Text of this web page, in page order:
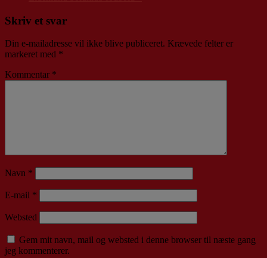
Skriv et svar
Din e-mailadresse vil ikke blive publiceret. Krævede felter er
markeret med *
Kommentar *
Navn *
E-mail *
Websted
Gem mit navn, mail og websted i denne browser til næste gang
jeg kommenterer.